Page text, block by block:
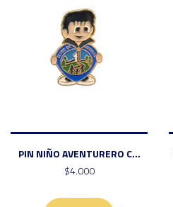
PIN NIÑO AVENTURERO C...
$4.000